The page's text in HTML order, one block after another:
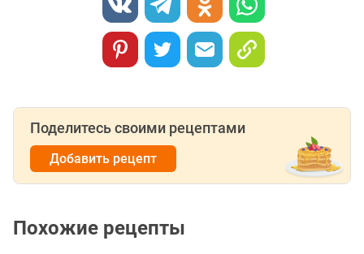
Поделитесь своими рецептами
Добавить рецепт
Похожие рецепты